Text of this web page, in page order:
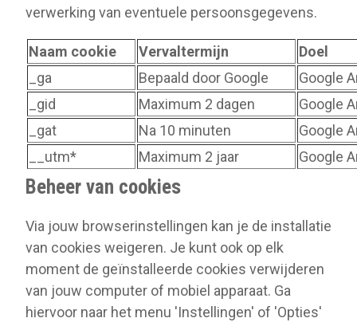
verwerking van eventuele persoonsgegevens.
Naam cookie Vervaltermijn
Doel
_ga
Bepaald door Google
Google
_gid
Maximum 2 dagen
Google
_gat
Na 10 minuten
Google
__utm*
Maximum 2 jaar Google
Beheer van cookies
Via jouw browserinstellingen kan je de installatie
van cookies weigeren. Je kunt ook op elk
moment de geïnstalleerde cookies verwijderen
van jouw computer of mobiel apparaat. Ga
hiervoor naar het menu 'Instellingen' of 'Opties'